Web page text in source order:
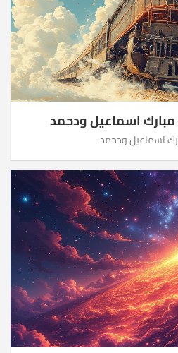
مبارك اسماعيل ودحمد
اسماعيل ودحمد